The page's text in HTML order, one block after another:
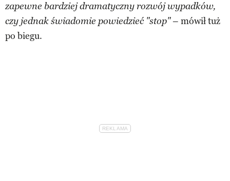
zapewne bardziej dramatyczny rozwój wypadków,
czy jednak świadomie powiedzieć "stop"– mówił tuż
po biegu.